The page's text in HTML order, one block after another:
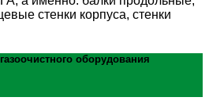
стенки корпуса, стенки
газоочистного оборудования